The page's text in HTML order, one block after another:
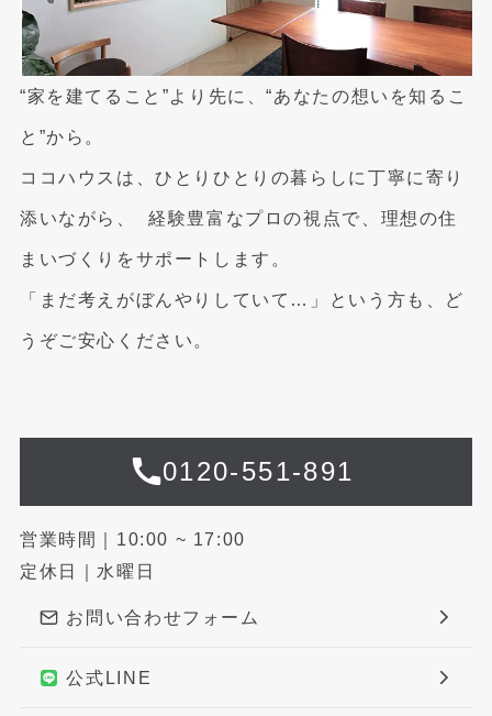
“家を建てること”より先に、“あなたの想いを知るこ
と”から。
ココハウスは、ひとりひとりの暮らしに丁寧に寄り
添いながら、経験豊富なプロの視点で、理想の住
まいづくりをサポートします。
「まだ考えがぼんやりしていて…」という方も、ど
うぞご安心ください。
0120-551-891
営業時間｜10:00 ~ 17:00
定休日｜水曜日
お問い合わせフォーム
公式LINE